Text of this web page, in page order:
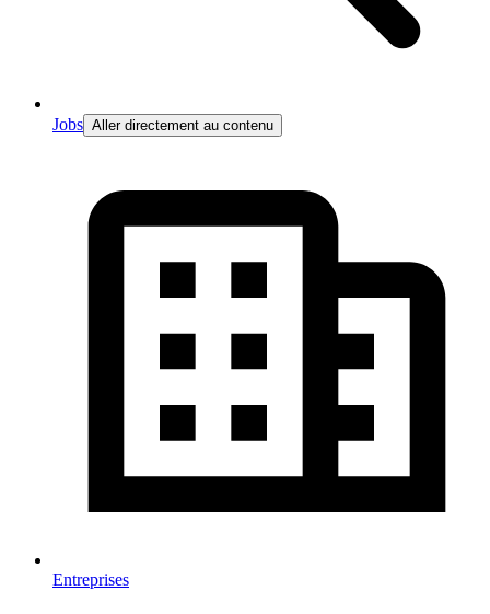
Jobs Aller directement au contenu
Entreprises